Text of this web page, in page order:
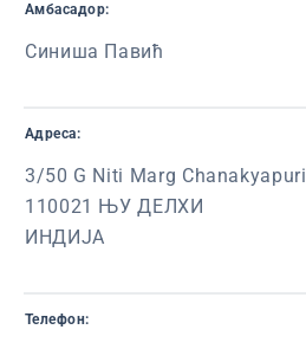
Амбасадор:
Синиша Павић
Адреса:
3/50 G Niti Marg Chanakyapuri
110021 ЊУ ДЕЛХИ
ИНДИЈА
Телефон: